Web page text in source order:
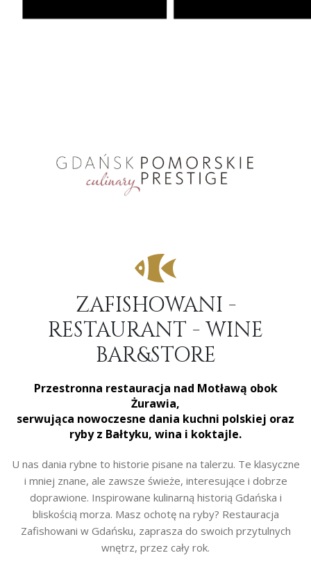
ZAFISHOWANI -
RESTAURANT - WINE
BAR&STORE
Przestronna restauracja nad Motławą obok
Żurawia,
serwująca nowoczesne dania kuchni polskiej oraz
ryby z Bałtyku, wina i koktajle.
U nas dania rybne to historie pisane na talerzu. Te klasyczne
i mniej znane, ale zawsze świeże, interesujące i dobrze
doprawione. Inspirowane kulinarną historią Gdańska i
bliskością morza. Masz ochotę na ryby? Restauracja
Zafishowani w Gdańsku, zaprasza do swoich przytulnych
wnętrz, przez cały rok.